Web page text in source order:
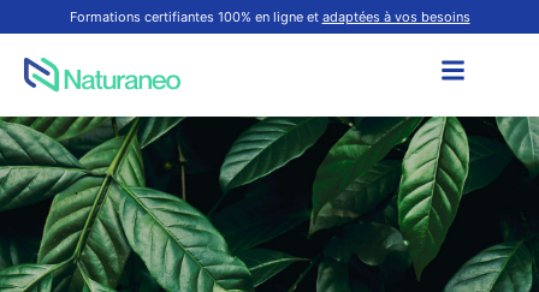
Formations certifiantes 100% en ligne et adaptées à vos besoins